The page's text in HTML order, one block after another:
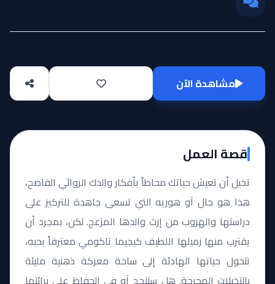
مشاهدة الآن
قصة العمل
تخيل أن تعيش حياتك محاطاً بأفكار والدك الروائي الفاضح،
هذا هو حال آو هوريه التي تسعى جاهدة للتركيز على
دراستها والهروب من إرث والدها المزعج. لكن، بمجرد أن
يقترب منها زميلها اللطيف كيجيما تاكومي معترفاً بحبه،
تتحول حياتها الهادئة إلى ساحة معركة ذهنية مليئة